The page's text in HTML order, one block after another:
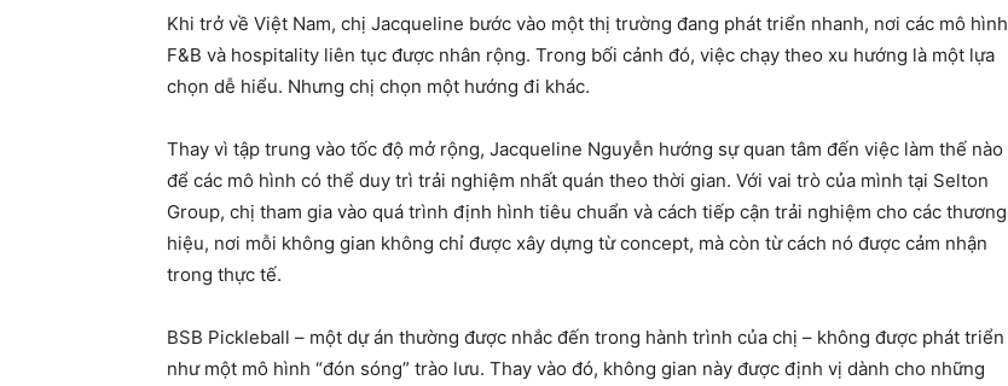
Khi trở về Việt Nam, chị Jacqueline bước vào một thị trường đang phát triển nhanh, nơi các mô hình
F&B và hospitality liên tục được nhân rộng. Trong bối cảnh đó, việc chạy theo xu hướng là một lựa
chọn dễ hiểu. Nhưng chị chọn một hướng đi khác.
Thay vì tập trung vào tốc độ mở rộng, Jacqueline Nguyễn hướng sự quan tâm đến việc làm thế nào
để các mô hình có thể duy trì trải nghiệm nhất quán theo thời gian. Với vai trò của mình tại Selton
Group, chị tham gia vào quá trình định hình tiêu chuẩn và cách tiếp cận trải nghiệm cho các thương
hiệu, nơi mỗi không gian không chỉ được xây dựng từ concept, mà còn từ cách nó được cảm nhận
trong thực tế.
BSB Pickleball – một dự án thường được nhắc đến trong hành trình của chị – không được phát triển
như một mô hình “đón sóng” trào lưu. Thay vào đó, không gian này được định vị dành cho những